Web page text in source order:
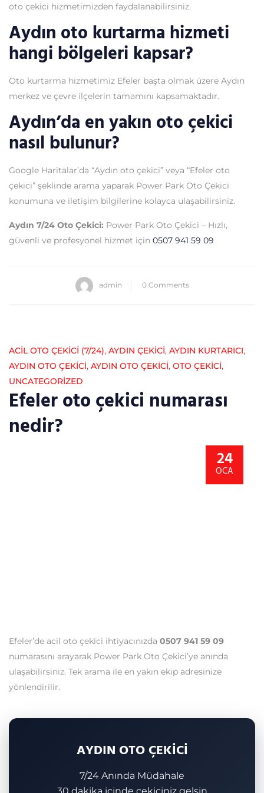
oto çekici hizmetimizden faydalanabilirsiniz.
Aydın oto kurtarma hizmeti
hangi bölgeleri kapsar?
Oto kurtarma hizmetimiz Efeler başta olmak üzere Aydın
merkez ve çevre ilçelerin tamamını kapsamaktadır.
Aydın’da en yakın oto çekici
nasıl bulunur?
Google Haritalar’da “Aydın oto çekici” veya “Efeler oto
çekici” şeklinde arama yaparak Power Park Oto Çekici
konumuna ve iletişim bilgilerine kolayca ulaşabilirsiniz.
Aydın 7/24 Oto Çekici: Power Park Oto Çekici – Hızlı,
güvenli ve profesyonel hizmet için 0507 941 59 09
admin 0 Comments
ACİL OTO ÇEKİCİ (7/24), AYDIN ÇEKICI, AYDIN KURTARICI,
AYDIN OTO ÇEKICI, AYDIN OTO ÇEKICI, OTO ÇEKICI,
UNCATEGORIZED
Efeler oto çekici numarası
nedir?
24
OCA
Efeler’de acil oto çekici ihtiyacınızda 0507 941 59 09
numarasını arayarak Power Park Oto Çekici’ye anında
ulaşabilirsiniz. Tek arama ile en yakın ekip adresinize
yönlendirilir.
AYDIN OTO ÇEKİCİ
7/24 Anında Müdahale